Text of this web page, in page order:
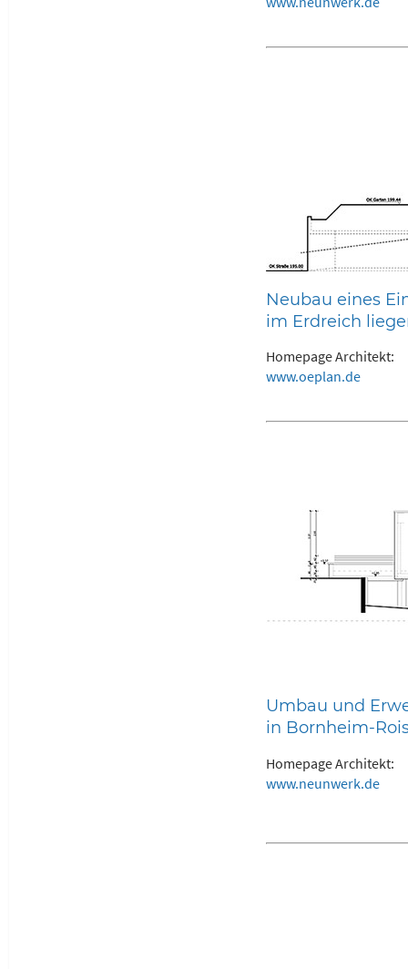
Neubau eines
im Erdreich
Homepage Architekt:
www.oeplan.de
Umbau und
in Bornheim-
Homepage Architekt:
www.neunwerk.de